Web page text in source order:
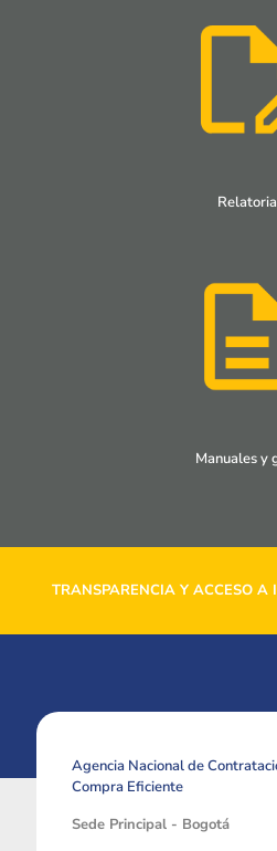
Relatoria
Manuales y
TRANSPARENCIA Y ACCESO A
Agencia Nacional de
Compra Eficiente
Sede Principal - Bogotá